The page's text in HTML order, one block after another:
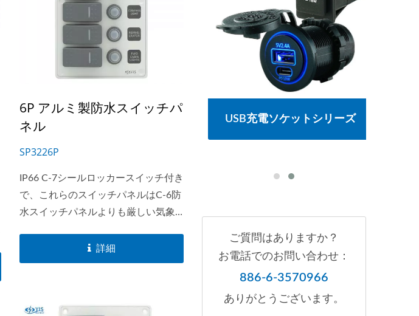
6P アルミ製防水スイッチパ
ネル
SP3226P
IP66 C-7シールロッカースイッチ付き
で、これらのスイッチパネルはC-6防
水スイッチパネルよりも厳しい気象
SP32xxシリーズは、ラベル用のバッ
クライトモジュールを備えた市場唯
詳細
USB充電ソケットシリーズ
ご質問はありますか？
お電話でのお問い合わせ：
886-6-3570966
ありがとうございます。